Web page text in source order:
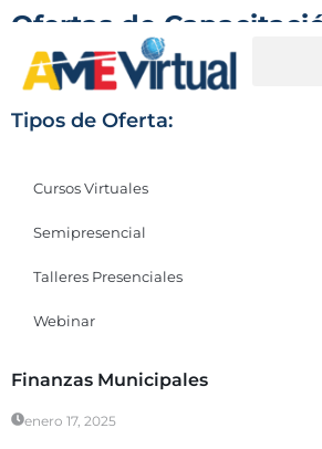
Ofertas de
Inicio Ofertas de
Tipos de Oferta:
Cursos Virtuales
Semipresencial
Talleres Presenciales
Webinar
Finanzas Municipales
enero 17, 2025